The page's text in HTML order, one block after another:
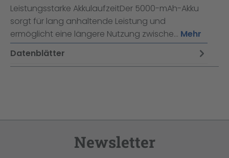
Leistungsstarke AkkulaufzeitDer 5000-mAh-Akku
sorgt für lang anhaltende Leistung und
ermöglicht eine längere Nutzung zwische… Mehr
Datenblätter
Newsletter